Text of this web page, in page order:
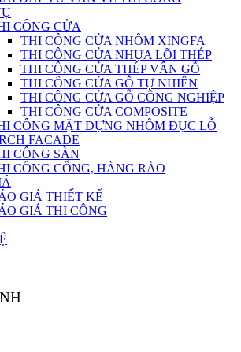
CÔNG CỬA
THI CÔNG CỬA NHÔM XINGFA
THI CÔNG CỬA NHỰA LÕI THÉP
THI CÔNG CỬA THÉP VÂN GỖ
THI CÔNG CỬA GỖ TỰ NHIÊN
THI CÔNG CỬA GỖ CÔNG NGHIỆP
THI CÔNG CỬA COMPOSITE
CÔNG MẶT DỰNG NHÔM ĐỤC LỖ
FACADE
CÔNG SÀN
CÔNG CỔNG, HÀNG RÀO
GIÁ THIẾT KẾ
GIÁ THI CÔNG